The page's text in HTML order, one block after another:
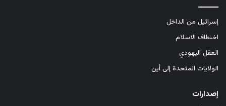
إسرائيل من الداخل
اختطاف الاسلام
العقل اليهودي
الولايات المتحدة إلى أين
إصدارات